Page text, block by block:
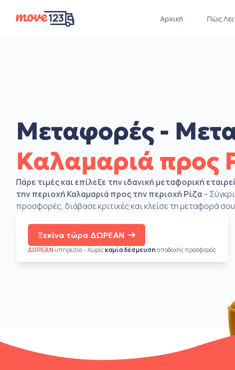
Αρχική Πώς
Μεταφορές -
Καλαμαριά προς
Πάρε τιμές και επίλεξε την ιδανική μεταφορική
την περιοχή Καλαμαριά προς την περιοχή Ρίζα –
προσφορές, διάβασε κριτικές και κλείσε τη μεταφορά
Ξεκίνα τώρα ΔΩΡΕΑΝ
ΔΩΡΕΑΝ υπηρεσία – Χωρίςκαμία δέσμευσηαποδοχής προσφοράς